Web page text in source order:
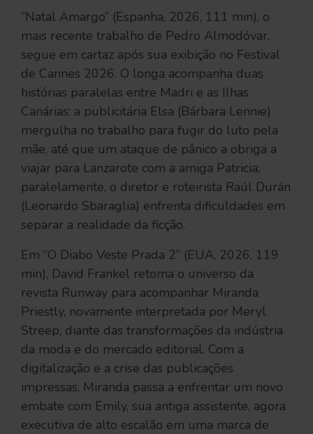
“Natal Amargo” (Espanha, 2026, 111 min), o
mais recente trabalho de Pedro Almodóvar,
segue em cartaz após sua exibição no Festival
de Cannes 2026. O longa acompanha duas
histórias paralelas entre Madri e as Ilhas
Canárias: a publicitária Elsa (Bárbara Lennie)
mergulha no trabalho para fugir do luto pela
mãe, até que um ataque de pânico a obriga a
viajar para Lanzarote com a amiga Patricia;
paralelamente, o diretor e roteirista Raúl Durán
(Leonardo Sbaraglia) enfrenta dificuldades em
separar a realidade da ficção.
Em “O Diabo Veste Prada 2” (EUA, 2026, 119
min), David Frankel retoma o universo da
revista Runway para acompanhar Miranda
Priestly, novamente interpretada por Meryl
Streep, diante das transformações da indústria
da moda e do mercado editorial. Com a
digitalização e a crise das publicações
impressas, Miranda passa a enfrentar um novo
embate com Emily, sua antiga assistente, agora
executiva de alto escalão em uma marca de